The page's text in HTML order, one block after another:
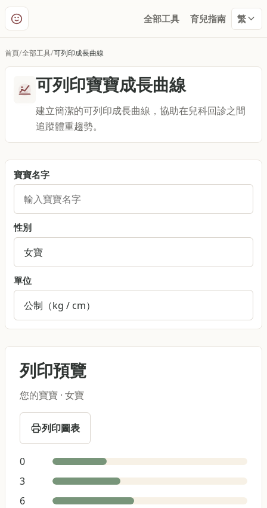
全部工具 育兒指南 繁
首頁 全部工具 可列印成長曲線
可列印寶寶成長曲線
建立簡潔的可列印成長曲線，協助在兒科回診之間
追蹤體重趨勢。
寶寶名字
性別
單位
列印預覽
您的寶寶 · 女寶
列印圖表
0
3
6